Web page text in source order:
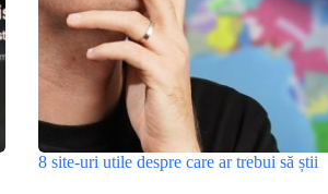
8 site-uri utile despre care ar trebui să știi